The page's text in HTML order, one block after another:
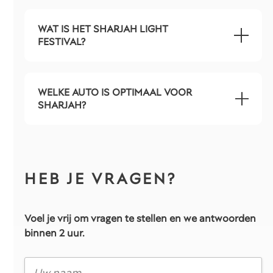
WAT IS HET SHARJAH LIGHT
FESTIVAL?
WELKE AUTO IS OPTIMAAL VOOR
SHARJAH?
HEB JE VRAGEN?
Voel je vrij om vragen te stellen en we antwoorden
binnen 2 uur.